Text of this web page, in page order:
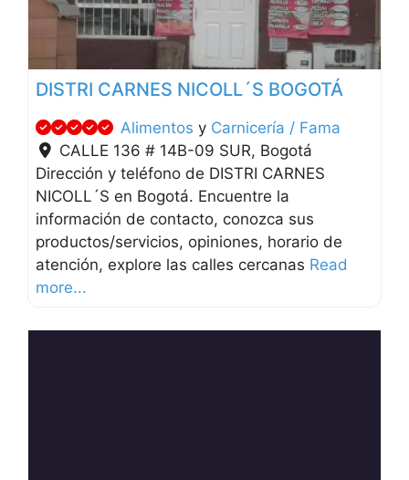
DISTRI CARNES NICOLL´S BOGOTÁ
Alimentos y Carnicería / Fama
CALLE 136 # 14B-09 SUR, Bogotá
Dirección y teléfono de DISTRI CARNES
NICOLL´S en Bogotá. Encuentre la
información de contacto, conozca sus
productos/servicios, opiniones, horario de
atención, explore las calles cercanas Read
more...